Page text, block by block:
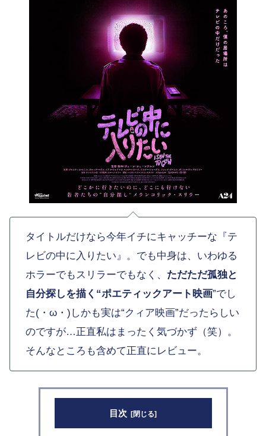
タイトルだけなら今年イチにキャッチーな『テ
レビの中に入りたい』。でも中身は、いわゆる
ホラーでもスリラーでもなく、 ただただ孤独と
自分探しを描く“ポエティックアート映画”でし
た(・ω・)しかも実は“クィア映画”だったらしい
のですが…正直私はまったく気づかず（笑）。
そんなところも含めて正直にレビュー。
目次